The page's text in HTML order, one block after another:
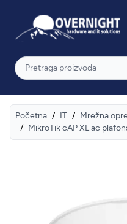
Overnight
Pretraga
Početna / IT / Mrežna
/ MikroTik cAP XL ac